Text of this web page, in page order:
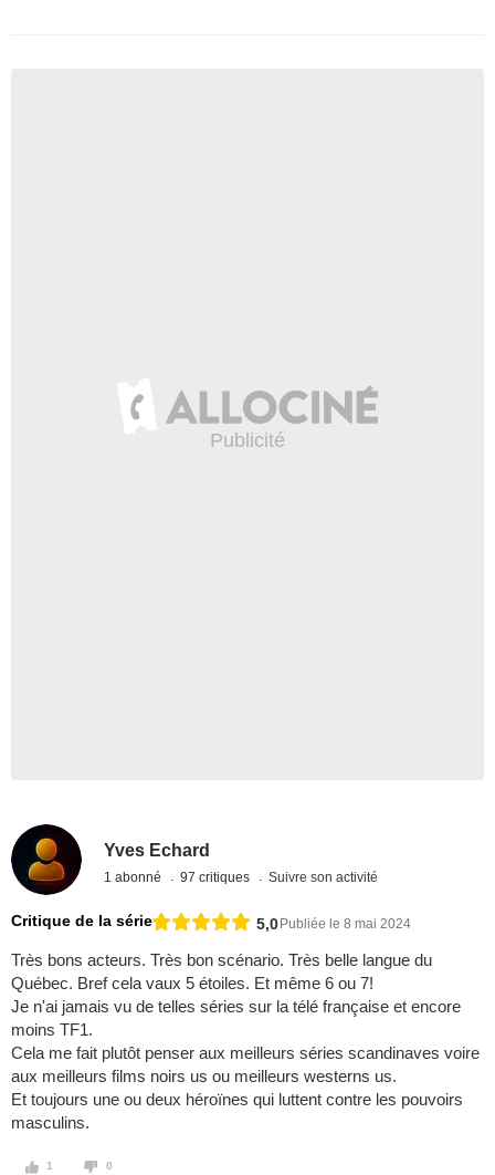
Yves Echard
1 abonné 97 critiques Suivre son activité
Critique de la série 5,0 Publiée le 8 mai 2024
Très bons acteurs. Très bon scénario. Très belle langue du
Québec. Bref cela vaux 5 étoiles. Et même 6 ou 7!
Je n'ai jamais vu de telles séries sur la télé française et encore
moins TF1.
Cela me fait plutôt penser aux meilleurs séries scandinaves voire
aux meilleurs films noirs us ou meilleurs westerns us.
Et toujours une ou deux héroïnes qui luttent contre les pouvoirs
masculins.
1 0